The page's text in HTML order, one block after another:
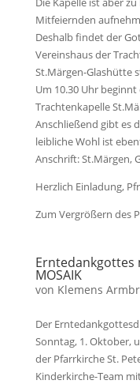
Mitfeiernden
Deshalb findet der
Vereinshaus der
St.Märgen-Glashütte
Um 10.30 Uhr
Trachtenkapelle
Anschließend gibt es
leibliche Wohl ist
Anschrift: St.Märgen,
Herzlich Einladung,
Zum Vergrößern des
MOSAIK
von Klemens
Der
Sonntag, 1. Oktober,
der Pfarrkirche St.
Kinderkirche-Team